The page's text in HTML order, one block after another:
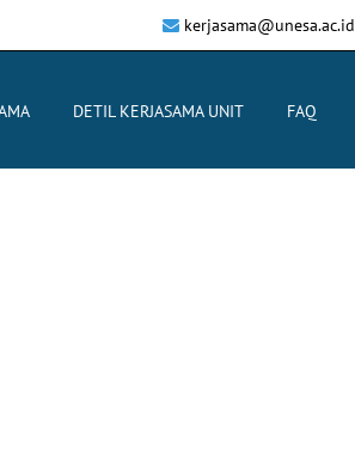
kerjasama@unesa.ac.id
DETIL KERJASAMA UNIT FAQ